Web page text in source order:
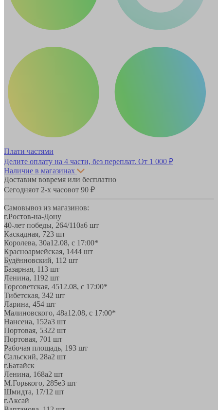
Плати частями
Делите оплату на 4 части, без переплат. От 1 000 ₽
Наличие в магазинах
Доставим вовремя или бесплатно
Сегодняот 2-х часовот 90 ₽
Самовывоз из магазинов:
г.Ростов-на-Дону
40-лет победы, 264/110а6 шт
Каскадная, 723 шт
Королева, 30а12.08, с 17:00*
Красноармейская, 1444 шт
Будённовский, 11 2 шт
Базарная, 113 шт
Ленина, 1192 шт
Горсоветская, 4512.08, с 17:00*
Тибетская, 342 шт
Ларина, 454 шт
Малиновского, 48а12.08, с 17:00*
Нансена, 152а3 шт
Портовая, 5322 шт
Портовая, 701 шт
Рабочая площадь, 193 шт
Сальский, 28a2 шт
г.Батайск
Ленина, 168а2 шт
М.Горького, 285е3 шт
Шмидта, 17/1 2 шт
г.Аксай